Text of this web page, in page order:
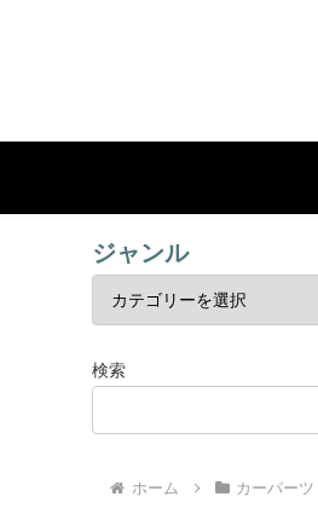
ジャンル
検索
ホーム カーパーツ